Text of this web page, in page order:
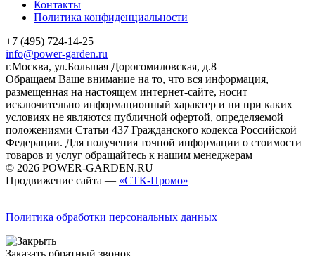
Контакты
Политика конфиденциальности
+7 (495) 724-14-25
info@power-garden.ru
г.Москва, ул.Большая Дорогомиловская, д.8
Обращаем Ваше внимание на то, что вся информация,
размещенная на настоящем интернет-сайте, носит
исключительно информационный характер и ни при каких
условиях не являются публичной офертой, определяемой
положениями Статьи 437 Гражданского кодекса Российской
Федерации. Для получения точной информации о стоимости
товаров и услуг обращайтесь к нашим менеджерам
© 2026 POWER-GARDEN.RU
Продвижение сайта — «СТК-Промо»
Политика обработки персональных данных
Заказать обратный звонок